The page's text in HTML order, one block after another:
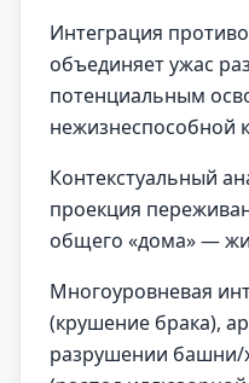
Интеграция
объединяет ужас
потенциальным
нежизнеспособной
Контекстуальный
проекция
общего «дома» —
Многоуровневая
(крушение брака),
разрушении башни/